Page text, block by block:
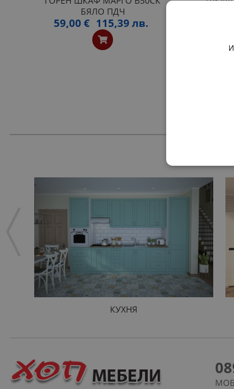
БЯЛО ПДЧ
59,00 € 115,39 лв.
КУХНЯ